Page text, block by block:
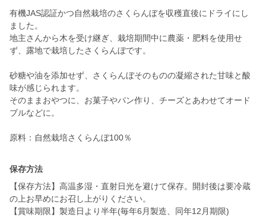
有機JAS認証かつ自然栽培のさくらんぼを収穫直後にドライにし
ました。
地主さんから木を受け継ぎ、栽培期間中に農薬・肥料を使用せ
ず、露地で栽培したさくらんぼです。
砂糖や油を添加せず、さくらんぼそのものの凝縮された甘味と酸
味が感じられます。
そのままおやつに、お菓子やパン作り、チーズとあわせてオード
ブルなどに。
原料：自然栽培さくらんぼ100％
保存方法
【保存方法】高温多湿・直射日光を避けて保存。開封後は要冷蔵
の上お早めにお召し上がりください。
【賞味期限】製造日より半年(毎年6月製造、同年12月期限)